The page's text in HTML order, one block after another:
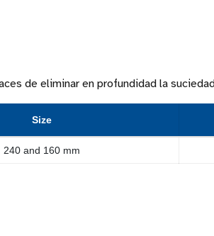
de eliminar en profundidad la
Size
240 and 160 mm